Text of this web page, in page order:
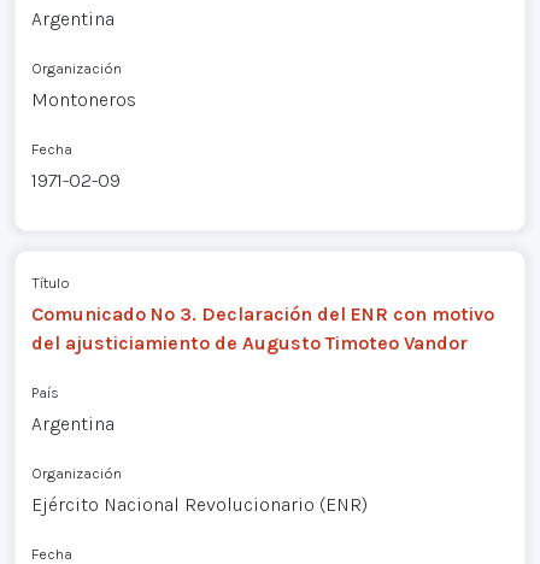
Argentina
Organización
Montoneros
Fecha
1971-02-09
Título
Comunicado Nº 3. Declaración del ENR con motivo
del ajusticiamiento de Augusto Timoteo Vandor
País
Argentina
Organización
Ejército Nacional Revolucionario (ENR)
Fecha